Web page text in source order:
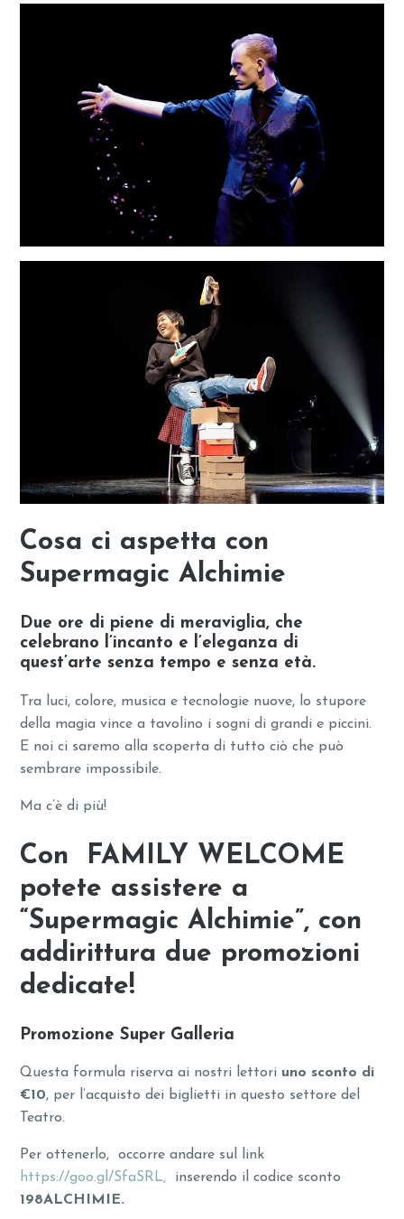
Cosa ci aspetta con
Supermagic Alchimie
Due ore di piene di meraviglia, che
celebrano l’incanto e l’eleganza di
quest’arte senza tempo e senza età.
Tra luci, colore, musica e tecnologie nuove, lo stupore
della magia vince a tavolino i sogni di grandi e piccini.
E noi ci saremo alla scoperta di tutto ciò che può
sembrare impossibile.
Ma c’è di più!
Con FAMILY WELCOME
potete assistere a
“Supermagic Alchimie”, con
addirittura due promozioni
dedicate!
Promozione Super Galleria
Questa formula riserva ai nostri lettori uno sconto di
€10, per l’acquisto dei biglietti in questo settore del
Teatro.
Per ottenerlo, occorre andare sul link
https://goo.gl/SfaSRL,
inserendo il codice sconto
198ALCHIMIE.